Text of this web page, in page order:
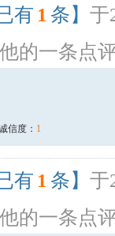
有 1 条】 于
的一条点
信度： 1
有 1 条】 于
的一条点